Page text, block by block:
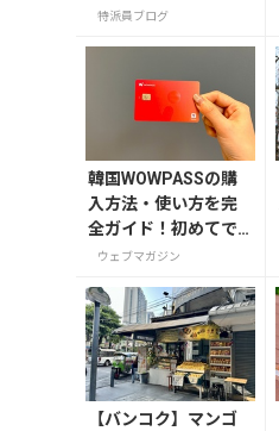
い」スターバックス
特派員ブログ
韓国WOWPASSの購
入方法・使い方を完
全ガイド！初めてで
も迷わない
ウェブマガジン
【バンコク】マンゴ